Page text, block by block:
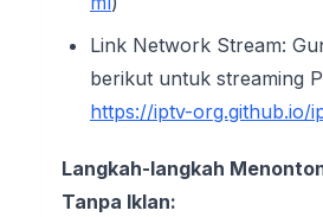
Link Network Stream:
berikut untuk streaming
https://iptv-org.github.io/
Langkah-langkah
Tanpa Iklan: